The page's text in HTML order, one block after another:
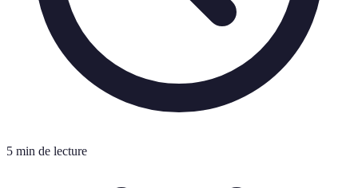
5 min de lecture